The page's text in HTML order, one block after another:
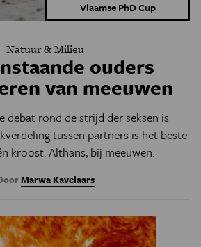
Vlaamse PhD Cup
Natuur & Milieu
ouders
van meeuwen
debat rond de strijd der seksen is
tussen partners is het beste
kroost. Althans, bij meeuwen.
Marwa Kavelaars